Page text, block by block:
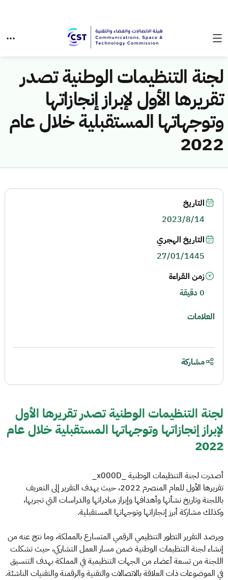
لجنة التنظيمات الوطنية تصدر
تقريرها الأول لإبراز إنجازاتها
وتوجهاتها المستقبلية خلال عام
2022
لجنة التنظيمات الوطنية تصدر تقريرها الأول
لإبراز إنجازاتها وتوجهاتها المستقبلية خلال عام
2022
أصدرت لجنة التنظيمات الوطنية _x000D_
تقريرها الأول للعام المنصرم 2022، حيث يهدف التقرير إلى التعريف
باللجنة وتاريخ نشأتها وأهدافها وإبراز مبادراتها والدراسات التي تجريها،
وكذلك مشاركة أبرز إنجازاتها وتوجهاتها المستقبلية.
ويرصد التقرير التطور التنظيمي الرقمي المتسارع بالمملكة، وما نتج عنه من
إنشاء لجنة التنظيمات الوطنية ضمن مسار العمل التشاركي، حيث تشكلت
اللجنة من تسعة أعضاء من الجهات التنظيمية في المملكة بهدف التنسيق
في الموضوعات ذات العلاقة بالاتصالات والتقنية والرقمنة والتقنيات الناشئة.
التاريخ
2023/8/14
التاريخ الهجري
27/01/1445
زمن القراءة
0 دقيقة
العلامات
مشاركة